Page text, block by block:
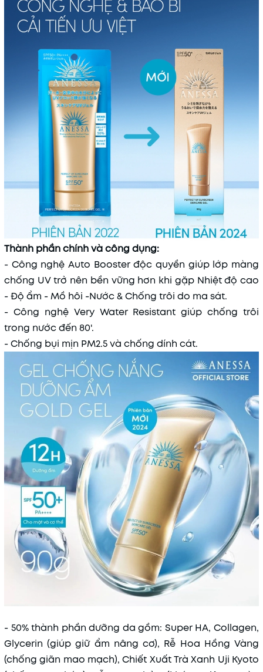
Thành phần chính và công dụng:
- Công nghệ Auto Booster độc quyền giúp lớp màng
chống UV trở nên bền vững hơn khi gặp Nhiệt độ cao
- Độ ẩm - Mồ hôi -Nước & Chống trôi do ma sát.
- Công nghệ Very Water Resistant giúp chống trôi
trong nước đến 80'.
- Chống bụi mịn PM2.5 và chống dính cát.
- 50% thành phần dưỡng da gồm: Super HA, Collagen,
Glycerin (giúp giữ ẩm nâng cơ), Rễ Hoa Hồng Vàng
(chống giãn mao mạch), Chiết Xuất Trà Xanh Uji Kyoto